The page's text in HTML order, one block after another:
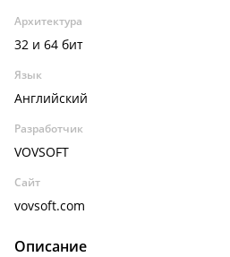
Архитектура
32 и 64 бит
Язык
Английский
Разработчик
VOVSOFT
Сайт
vovsoft.com
Описание